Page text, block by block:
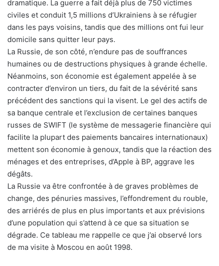
dramatique. La guerre a fait déjà plus de 750 victimes
civiles et conduit 1,5 millions d’Ukrainiens à se réfugier
dans les pays voisins, tandis que des millions ont fui leur
domicile sans quitter leur pays.
La Russie, de son côté, n’endure pas de souffrances
humaines ou de destructions physiques à grande échelle.
Néanmoins, son économie est également appelée à se
contracter d’environ un tiers, du fait de la sévérité sans
précédent des sanctions qui la visent. Le gel des actifs de
sa banque centrale et l’exclusion de certaines banques
russes de SWIFT (le système de messagerie financière qui
facilite la plupart des paiements bancaires internationaux)
mettent son économie à genoux, tandis que la réaction des
ménages et des entreprises, d’Apple à BP, aggrave les
dégâts.
La Russie va être confrontée à de graves problèmes de
change, des pénuries massives, l’effondrement du rouble,
des arriérés de plus en plus importants et aux prévisions
d’une population qui s’attend à ce que sa situation se
dégrade. Ce tableau me rappelle ce que j’ai observé lors
de ma visite à Moscou en août 1998.